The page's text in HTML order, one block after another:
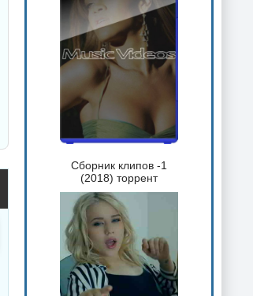
Сборник клипов -1
(2018) торрент